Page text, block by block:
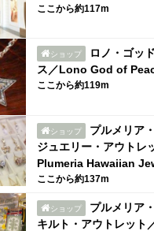
ここから約117m
ショップ
ロノ・ゴッ
ス／Lono God of
ここから約119m
ショップ
プルメリア
ジュエリー・アウトレ
Plumeria Hawaiian
ここから約137m
ショップ
プルメリア
キルト・アウトレット